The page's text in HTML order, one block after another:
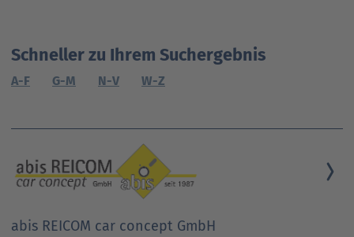
Schneller zu Ihrem Suchergebnis
A-F G-M N-V W-Z
abis REICOM car concept GmbH